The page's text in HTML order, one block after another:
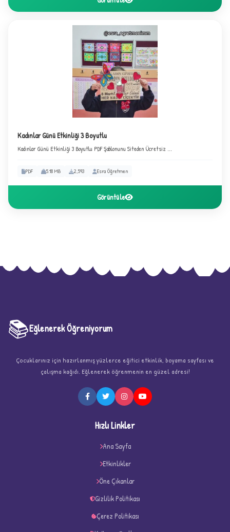
★ ★
Kadınlar Günü Etkinliği 3 Boyutlu
Kadınlar Günü Etkinliği 3 Boyutlu PDF Şablonunu Siteden Ücretsiz ...
PDF 5.18 MB 2,593 Esra Öğretmen
Görüntüle
📚Eğlenerek Öğreniyorum
Çocuklarınız için hazırlanmış yüzlerce eğitici etkinlik, boyama sayfası ve
çalışma kağıdı. Eğlenerek öğrenmenin en güzel adresi!
Hızlı Linkler
Ana Sayfa
Etkinlikler
Öne Çıkanlar
Gizlilik Politikası
Çerez Politikası